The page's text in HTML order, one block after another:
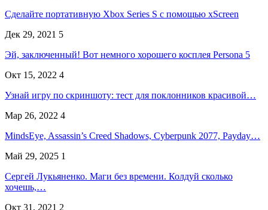
Сделайте портативную Xbox Series S с помощью xScreen
Дек 29, 2021 5
Эй, заключенный! Вот немного хорошего косплея Persona 5
Окт 15, 2022 4
Узнай игру по скриншоту: тест для поклонников красивой…
Мар 26, 2022 4
MindsEye, Assassin’s Creed Shadows, Cyberpunk 2077, Payday…
Май 29, 2025 1
Сергей Лукьяненко. Маги без времени. Колдуй сколько
хочешь,…
Окт 31, 2021 2